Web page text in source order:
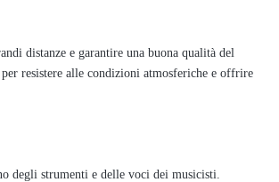
distanze e garantire una buona qualità del
resistere alle condizioni atmosferiche e offrire
degli strumenti e delle voci dei musicisti.